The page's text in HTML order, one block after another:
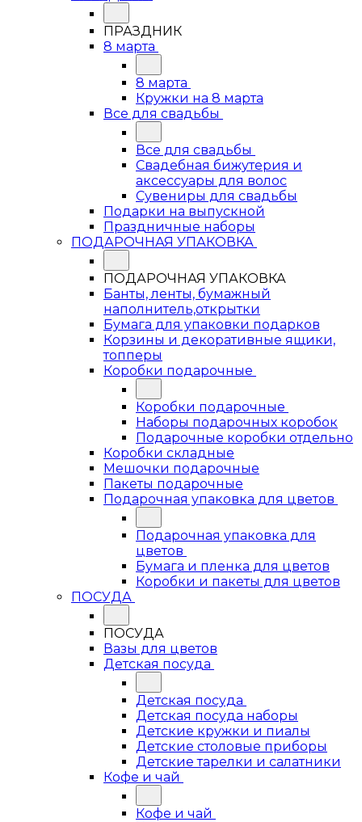
ПРАЗДНИК
8 марта
8 марта
Кружки на 8 марта
Все для свадьбы
Все для свадьбы
Свадебная бижутерия и
аксессуары для волос
Сувениры для свадьбы
Подарки на выпускной
Праздничные наборы
ПОДАРОЧНАЯ УПАКОВКА
ПОДАРОЧНАЯ УПАКОВКА
Банты, ленты, бумажный
наполнитель,открытки
Бумага для упаковки подарков
Корзины и декоративные ящики,
топперы
Коробки подарочные
Коробки подарочные
Наборы подарочных коробок
Подарочные коробки отдельно
Коробки складные
Мешочки подарочные
Пакеты подарочные
Подарочная упаковка для цветов
Подарочная упаковка для
цветов
Бумага и пленка для цветов
Коробки и пакеты для цветов
ПОСУДА
ПОСУДА
Вазы для цветов
Детская посуда
Детская посуда
Детская посуда наборы
Детские кружки и пиалы
Детские столовые приборы
Детские тарелки и салатники
Кофе и чай
Кофе и чай